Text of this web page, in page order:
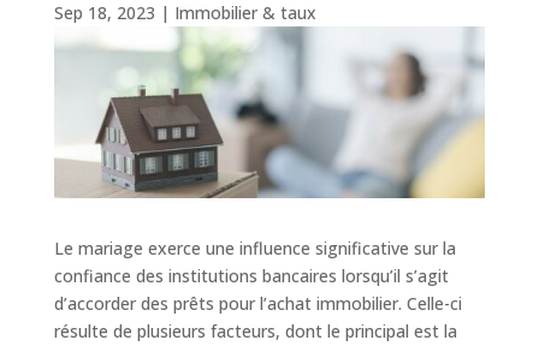
Sep 18, 2023 | Immobilier & taux
Le mariage exerce une influence significative sur la
confiance des institutions bancaires lorsqu’il s’agit
d’accorder des prêts pour l’achat immobilier. Celle-ci
résulte de plusieurs facteurs, dont le principal est la